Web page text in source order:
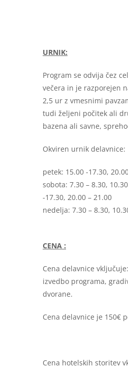
URNIK:
Program se odvija čez
večera in je razporejen
2,5 ur z vmesnimi
tudi željeni počitek ali
bazena ali savne,
Okviren urnik delavnice:
petek: 15.00 -17.30,
sobota: 7.30 – 8.30,
-17.30, 20.00 – 21.00
nedelja: 7.30 – 8.30,
CENA :
Cena delavnice
izvedbo programa,
dvorane.
Cena delavnice je 150€
Cena hotelskih storitev